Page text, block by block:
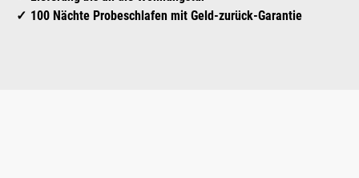
100 Nächte Probeschlafen mit Geld-zurück-Garantie